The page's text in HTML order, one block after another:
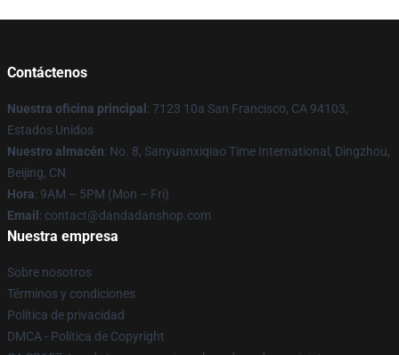
Contáctenos
Nuestra oficina principal : 7123 10a San Francisco, CA 94103,
Estados Unidos
Nuestro almacén: No. 8, Sanyuanxiqiao Time International, Dingzhou,
Beijing, CN
Hora: 9AM – 5PM (Mon – Fri)
Email : contact@dandadanshop.com
Nuestra empresa
Sobre nosotros
Términos y condiciones
Política de privacidad
DMCA - Política de Copyright